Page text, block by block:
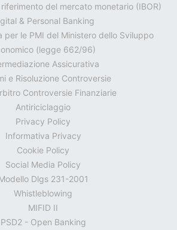
del mercato monetario (IBOR)
& Personal Banking
per le PMI del Ministero dello Sviluppo
(legge 662/96)
Assicurativa
e Risoluzione Controversie
Controversie Finanziarie
Antiriciclaggio
Privacy Policy
Informativa Privacy
Cookie Policy
Social Media Policy
Dlgs 231-2001
Whistleblowing
MIFID II
PSD2 - Open Banking